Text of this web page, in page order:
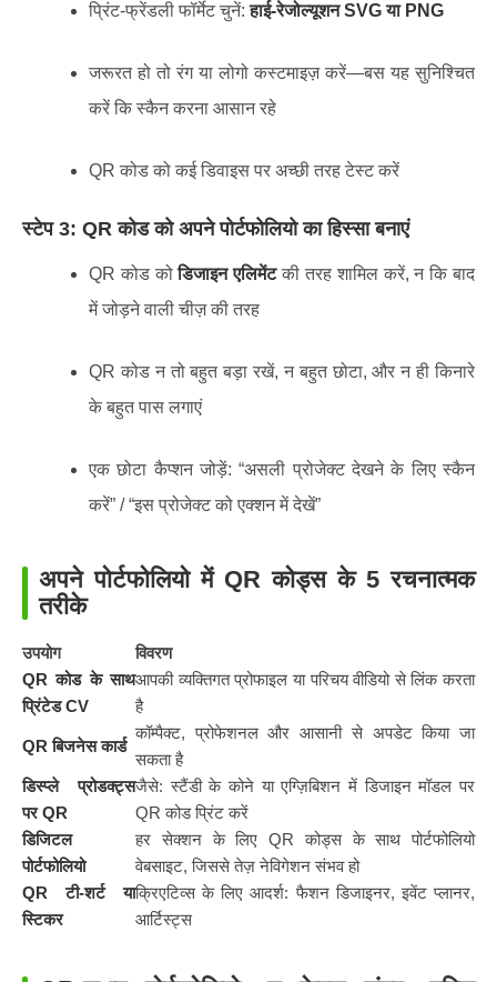
प्रिंट-फ्रेंडली फॉर्मेट चुनें:हाई-रेजोल्यूशन SVG या PNG
जरूरत हो तो रंग या लोगो कस्टमाइज़ करें—बस यह सुनिश्चित
करें कि स्कैन करना आसान रहे
QR कोड को कई डिवाइस पर अच्छी तरह टेस्ट करें
स्टेप 3: QR कोड को अपने पोर्टफोलियो का हिस्सा बनाएं
QR कोड कोडिजाइन एलिमेंटकी तरह शामिल करें, न कि बाद
में जोड़ने वाली चीज़ की तरह
QR कोड न तो बहुत बड़ा रखें, न बहुत छोटा, और न ही किनारे
के बहुत पास लगाएं
एक छोटा कैप्शन जोड़ें: “असली प्रोजेक्ट देखने के लिए स्कैन
करें” / “इस प्रोजेक्ट को एक्शन में देखें”
अपने पोर्टफोलियो में QR कोड्स के 5 रचनात्मक
तरीके
उपयोग
विवरण
QR कोड के साथ
प्रिंटेड CV
आपकी व्यक्तिगत प्रोफाइल या परिचय वीडियो से लिंक करता
है
QR बिजनेस कार्ड
कॉम्पैक्ट, प्रोफेशनल और आसानी से अपडेट किया जा
सकता है
डिस्प्ले प्रोडक्ट्स
पर QR
जैसे: स्टैंडी के कोने या एग्ज़िबिशन में डिजाइन मॉडल पर
QR कोड प्रिंट करें
डिजिटल
पोर्टफोलियो
हर सेक्शन के लिए QR कोड्स के साथ पोर्टफोलियो
वेबसाइट, जिससे तेज़ नेविगेशन संभव हो
QR टी-शर्ट या
स्टिकर
क्रिएटिव्स के लिए आदर्श: फैशन डिजाइनर, इवेंट प्लानर,
आर्टिस्ट्स